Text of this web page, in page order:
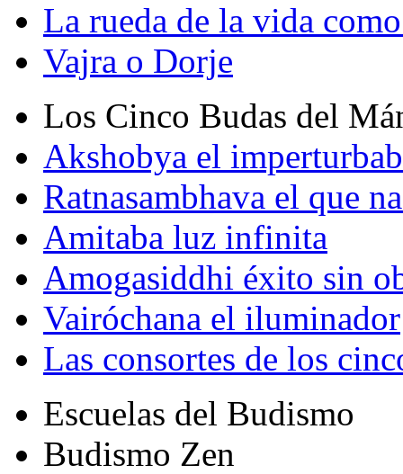
La rueda de la vida
Vajra o Dorje
Los Cinco Budas del
Akshobya el
Ratnasambhava el que
Amitaba luz infinita
Amogasiddhi éxito sin
Vairóchana el iluminador
Las consortes de los
Escuelas del Budismo
Budismo Zen